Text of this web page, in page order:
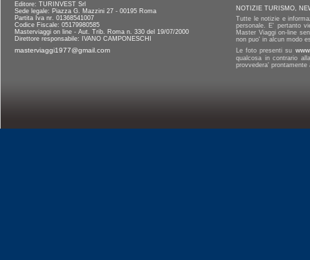
Editore: TURINVEST Srl
Sede legale: Piazza G. Mazzini 27 - 00195 Roma
Partita Iva nr. 01368541007
Codice Fiscale: 05179980585
Masterviaggi on line - Aut. Trib. Roma n. 330 del 19/07/2000
Direttore responsabile: IVANO CAMPONESCHI
masterviaggi1977@gmail.com
NOTIZIE TURISMO,
Tutte le notizie e
personale. E' pertanto
Master Viaggi on-line
non puo' in alcun modo
Le foto presenti su
qualcosa in contrario
provvedera'